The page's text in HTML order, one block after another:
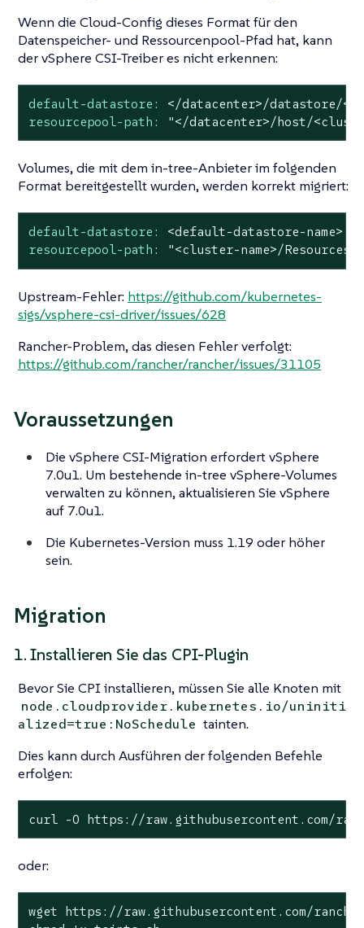
Wenn die Cloud-Config dieses Format für den
Datenspeicher- und Ressourcenpool-Pfad hat, kann
der vSphere CSI-Treiber es nicht erkennen:
default-datastore:
</datacenter>/datastore/
resourcepool-path:
"</datacenter>/host/
Volumes, die mit dem in-tree-Anbieter im folgenden
Format bereitgestellt wurden, werden korrekt migriert:
default-datastore:
<default-datastore-name>
resourcepool-path:
"<cluster-name>/Resources/
Upstream-Fehler: https://github.com/kubernetes-
sigs/vsphere-csi-driver/issues/628
Rancher-Problem, das diesen Fehler verfolgt:
https://github.com/rancher/rancher/issues/31105
Voraussetzungen
Die vSphere CSI-Migration erfordert vSphere
7.0u1. Um bestehende in-tree vSphere-Volumes
verwalten zu können, aktualisieren Sie vSphere
auf 7.0u1.
Die Kubernetes-Version muss 1.19 oder höher
sein.
Migration
1. Installieren Sie das CPI-Plugin
Bevor Sie CPI installieren, müssen Sie alle Knoten mit
node.cloudprovider.kubernetes.io/uniniti
alized=true:NoSchedule tainten.
Dies kann durch Ausführen der folgenden Befehle
erfolgen:
curl -O https://raw.githubusercontent.com/
oder:
wget https://raw.githubusercontent.com/